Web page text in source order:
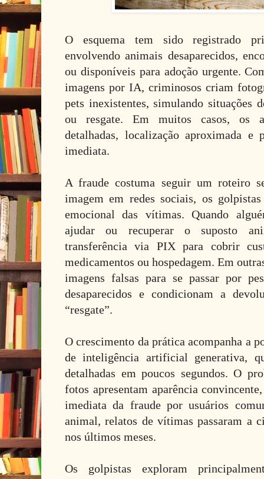
O esquema tem sido registrado
envolvendo animais desaparecidos,
ou disponíveis para adoção urgente.
imagens por IA, criminosos criam
pets inexistentes, simulando situações
ou resgate. Em muitos casos, os
detalhadas, localização aproximada e
imediata.
A fraude costuma seguir um roteiro
imagem em redes sociais, os
emocional das vítimas. Quando
ajudar ou recuperar o suposto
transferência via PIX para cobrir
medicamentos ou hospedagem. Em
imagens falsas para se passar por
desaparecidos e condicionam a
“resgate”.
O crescimento da prática acompanha a
de inteligência artificial generativa,
detalhadas em poucos segundos. O
fotos apresentam aparência
imediata da fraude por usuários
animal, relatos de vítimas passaram a
nos últimos meses.
Os golpistas exploram